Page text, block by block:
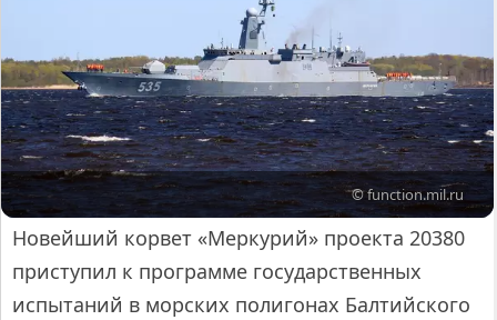
© function.mil.ru
Новейший корвет «Меркурий» проекта 20380
приступил к программе государственных
испытаний в морских полигонах Балтийского